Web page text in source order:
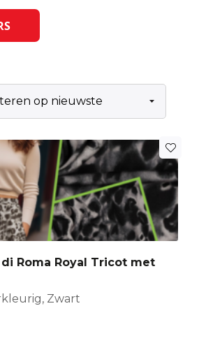
Tijdpakker stof
Roma Royal Tricot met
Zwart